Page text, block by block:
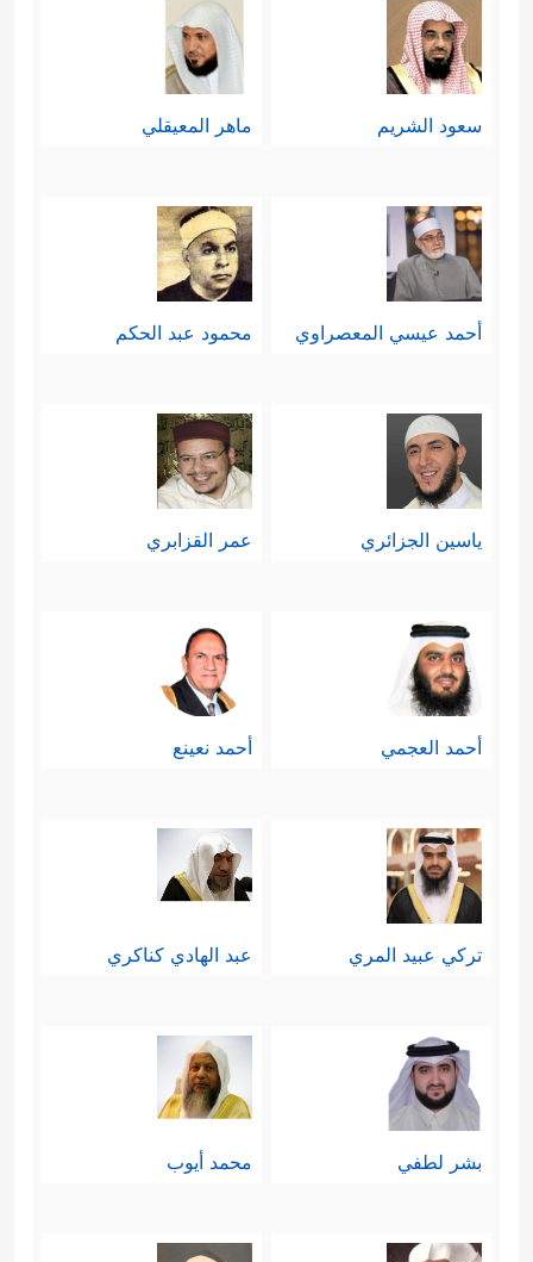
سعود الشريم ماهر المعيقلي
أحمد عيسي المعصراوي محمود عبد الحكم
ياسين الجزائري عمر القزابري
أحمد العجمي أحمد نعينع
تركي عبيد المري عبد الهادي كناكري
بشر لطفي محمد أيوب